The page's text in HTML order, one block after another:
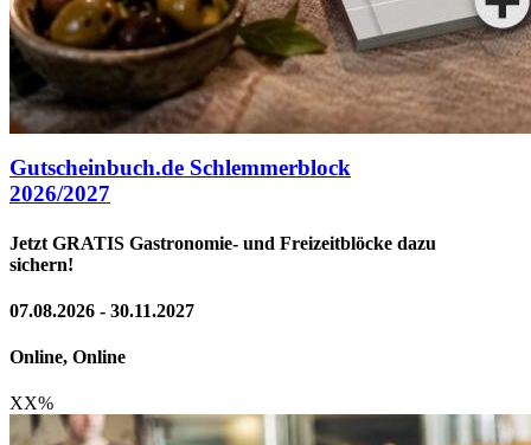
Gutscheinbuch.de Schlemmerblock
2026/2027
Jetzt GRATIS Gastronomie- und Freizeitblöcke dazu
sichern!
07.08.2026 - 30.11.2027
Online, Online
XX%